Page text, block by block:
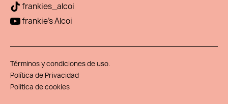
frankies_alcoi
frankie's Alcoi
Términos y condiciones de uso.
Política de Privacidad
Política de cookies